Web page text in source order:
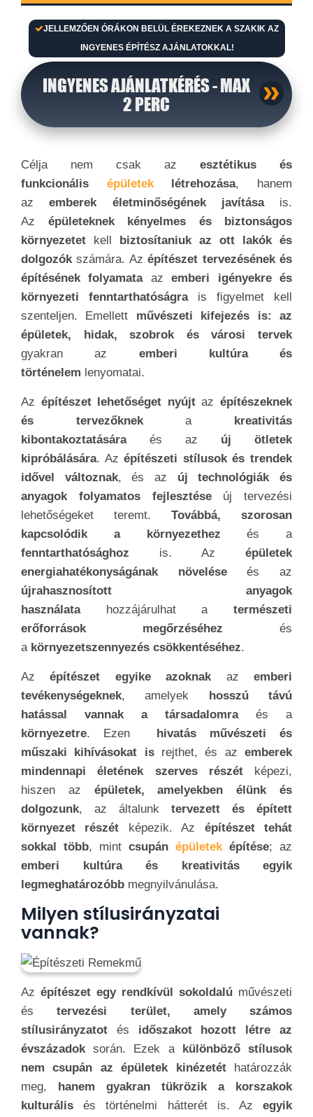
JELLEMZŐEN ÓRÁKON BELÜL ÉREKEZNEK A SZAKIK AZ
INGYENES ÉPÍTÉSZ AJÁNLATOKKAL!
INGYENES AJÁNLATKÉRÉS - MAX
2 PERC
Célja nem csak az esztétikus és
funkcionális épületek létrehozása, hanem
az emberek életminőségének javításais.
Az épületeknek kényelmes és biztonságos
környezetet kell biztosítaniuk az ott lakók és
dolgozókszámára. Az építészet tervezésének és
építésének folyamataazemberi igényekre és
környezeti fenntarthatóságrais figyelmet kell
szenteljen. Emellett művészeti kifejezés is: az
épületek, hidak, szobrok és városi tervek
gyakran az emberi kultúra és
történelem lenyomatai.
Az építészet lehetőséget nyújtazépítészeknek
és tervezőkneka kreativitás
kibontakoztatására és az új ötletek
kipróbálására. Az építészeti stílusok és trendek
idővel változnak, és az új technológiák és
anyagok folyamatos fejlesztése új tervezési
lehetőségeket teremt. Továbbá, szorosan
kapcsolódik a környezethez és a
fenntarthatósághoz is. Az épületek
energiahatékonyságának növeléseés az
újrahasznosított anyagok
használata hozzájárulhat atermészeti
erőforrások megőrzéséhez és
akörnyezetszennyezés csökkentéséhez.
Azépítészet egyike azoknakaz emberi
tevékenységeknek, amelyek hosszú távú
hatással vannak a társadalomraés a
környezetre. Ezen
hivatás művészeti és
műszaki kihívásokat isrejthet, és azemberek
mindennapi életének szerves részét képezi,
hiszen az épületek, amelyekben élünk és
dolgozunk, az általunk tervezett és épített
környezet részét képezik. Az építészet tehát
sokkal több, mint csupán épületek építése; az
emberi kultúra és kreativitás egyik
legmeghatározóbb megnyilvánulása.
Milyen stílusirányzatai
vannak?
Az építészet egy rendkívül sokoldalú művészeti
éstervezési terület, amely számos
stílusirányzatot és időszakot hozott létre az
évszázadoksorán. Ezek a különböző stílusok
nem csupán az épületek kinézetét határozzák
meg, hanem gyakran tükrözik a korszakok
kulturálisés történelmi hátterét is. Azegyik